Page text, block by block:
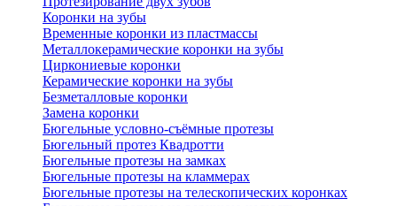
Коронки на зубы
Временные коронки из пластмассы
Металлокерамические коронки на зубы
Циркониевые коронки
Керамические коронки на зубы
Безметалловые коронки
Замена коронки
Бюгельные условно-съёмные протезы
Бюгельный протез Квадротти
Бюгельные протезы на замках
Бюгельные протезы на кламмерах
Бюгельные протезы на телескопических коронках